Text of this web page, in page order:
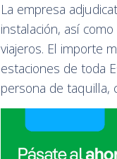
La empresa
instalación, así
viajeros. El importe
estaciones de toda
persona de taquilla,